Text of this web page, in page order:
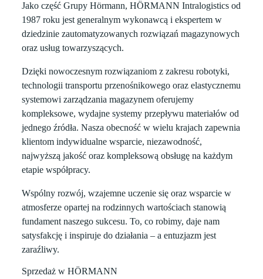
Jako część Grupy Hörmann,HÖRMANN Intralogistics od
1987 roku jest generalnym wykonawcą i ekspertem w
dziedzinie zautomatyzowanych rozwiązań magazynowych
oraz usług towarzyszących.
Dzięki nowoczesnym rozwiązaniom z zakresu robotyki,
technologii transportu przenośnikowego oraz elastycznemu
systemowi zarządzania magazynem oferujemy
kompleksowe, wydajne systemy przepływu materiałów od
jednego źródła. Nasza obecność w wielu krajach zapewnia
klientom indywidualne wsparcie, niezawodność,
najwyższą jakość oraz kompleksową obsługę na każdym
etapie współpracy.
Wspólny rozwój, wzajemne uczenie się oraz wsparcie w
atmosferze opartej na rodzinnych wartościach stanowią
fundament naszego sukcesu. To, co robimy, daje nam
satysfakcję i inspiruje do działania – a entuzjazm jest
zaraźliwy.
Sprzedaż w HÖRMANN